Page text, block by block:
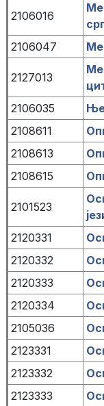
2106016
2106047
2127013
2106035
2108611
2108613
2108615
2101523
2120331
2120332
2120333
2120334
2105036
2123331
2123332
2123333